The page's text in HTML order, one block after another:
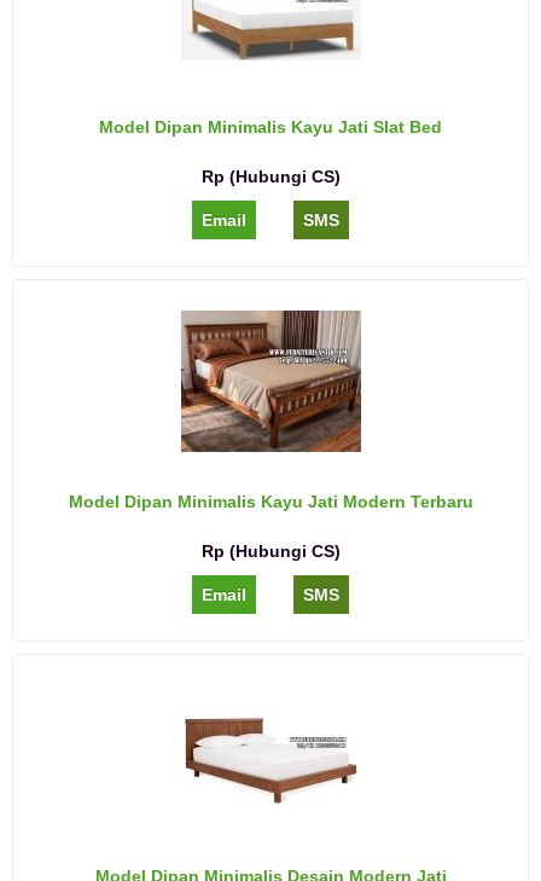
Model Dipan Minimalis Kayu Jati Slat Bed
Rp (Hubungi CS)
Email SMS
Model Dipan Minimalis Kayu Jati Modern Terbaru
Rp (Hubungi CS)
Email SMS
Model Dipan Minimalis Desain Modern Jati